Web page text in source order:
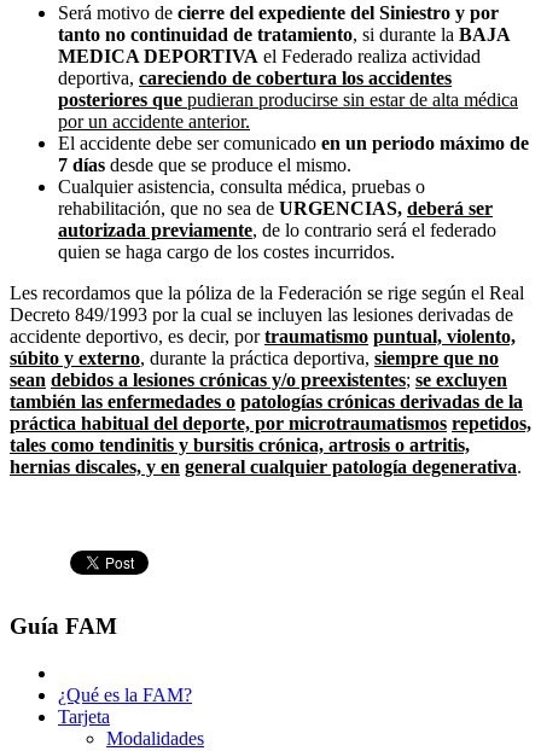
Será motivo de cierre del expediente del Siniestro y por
tanto no continuidad de tratamiento, si durante la BAJA
MEDICA DEPORTIVA el Federado realiza actividad
deportiva, careciendo de cobertura los accidentes
posteriores que pudieran producirse sin estar de alta médica
por un accidente anterior.
El accidente debe ser comunicado en un periodo máximo de
7 días desde que se produce el mismo.
Cualquier asistencia, consulta médica, pruebas o
rehabilitación, que no sea de URGENCIAS, deberá ser
autorizada previamente, de lo contrario será el federado
quien se haga cargo de los costes incurridos.
Les recordamos que la póliza de la Federación se rige según el Real
Decreto 849/1993 por la cual se incluyen las lesiones derivadas de
accidente deportivo, es decir, portraumatismo puntual, violento,
súbito y externo, durante la práctica deportiva, siempre que no
sean debidos a lesiones crónicas y/o preexistentes; se excluyen
también las enfermedades o patologías crónicas derivadas de la
práctica habitual del deporte, por microtraumatismos repetidos,
tales como tendinitis y bursitis crónica, artrosis o artritis,
hernias discales, y en general cualquier patología degenerativa.
Guía FAM
¿Qué es la FAM?
Tarjeta
Modalidades